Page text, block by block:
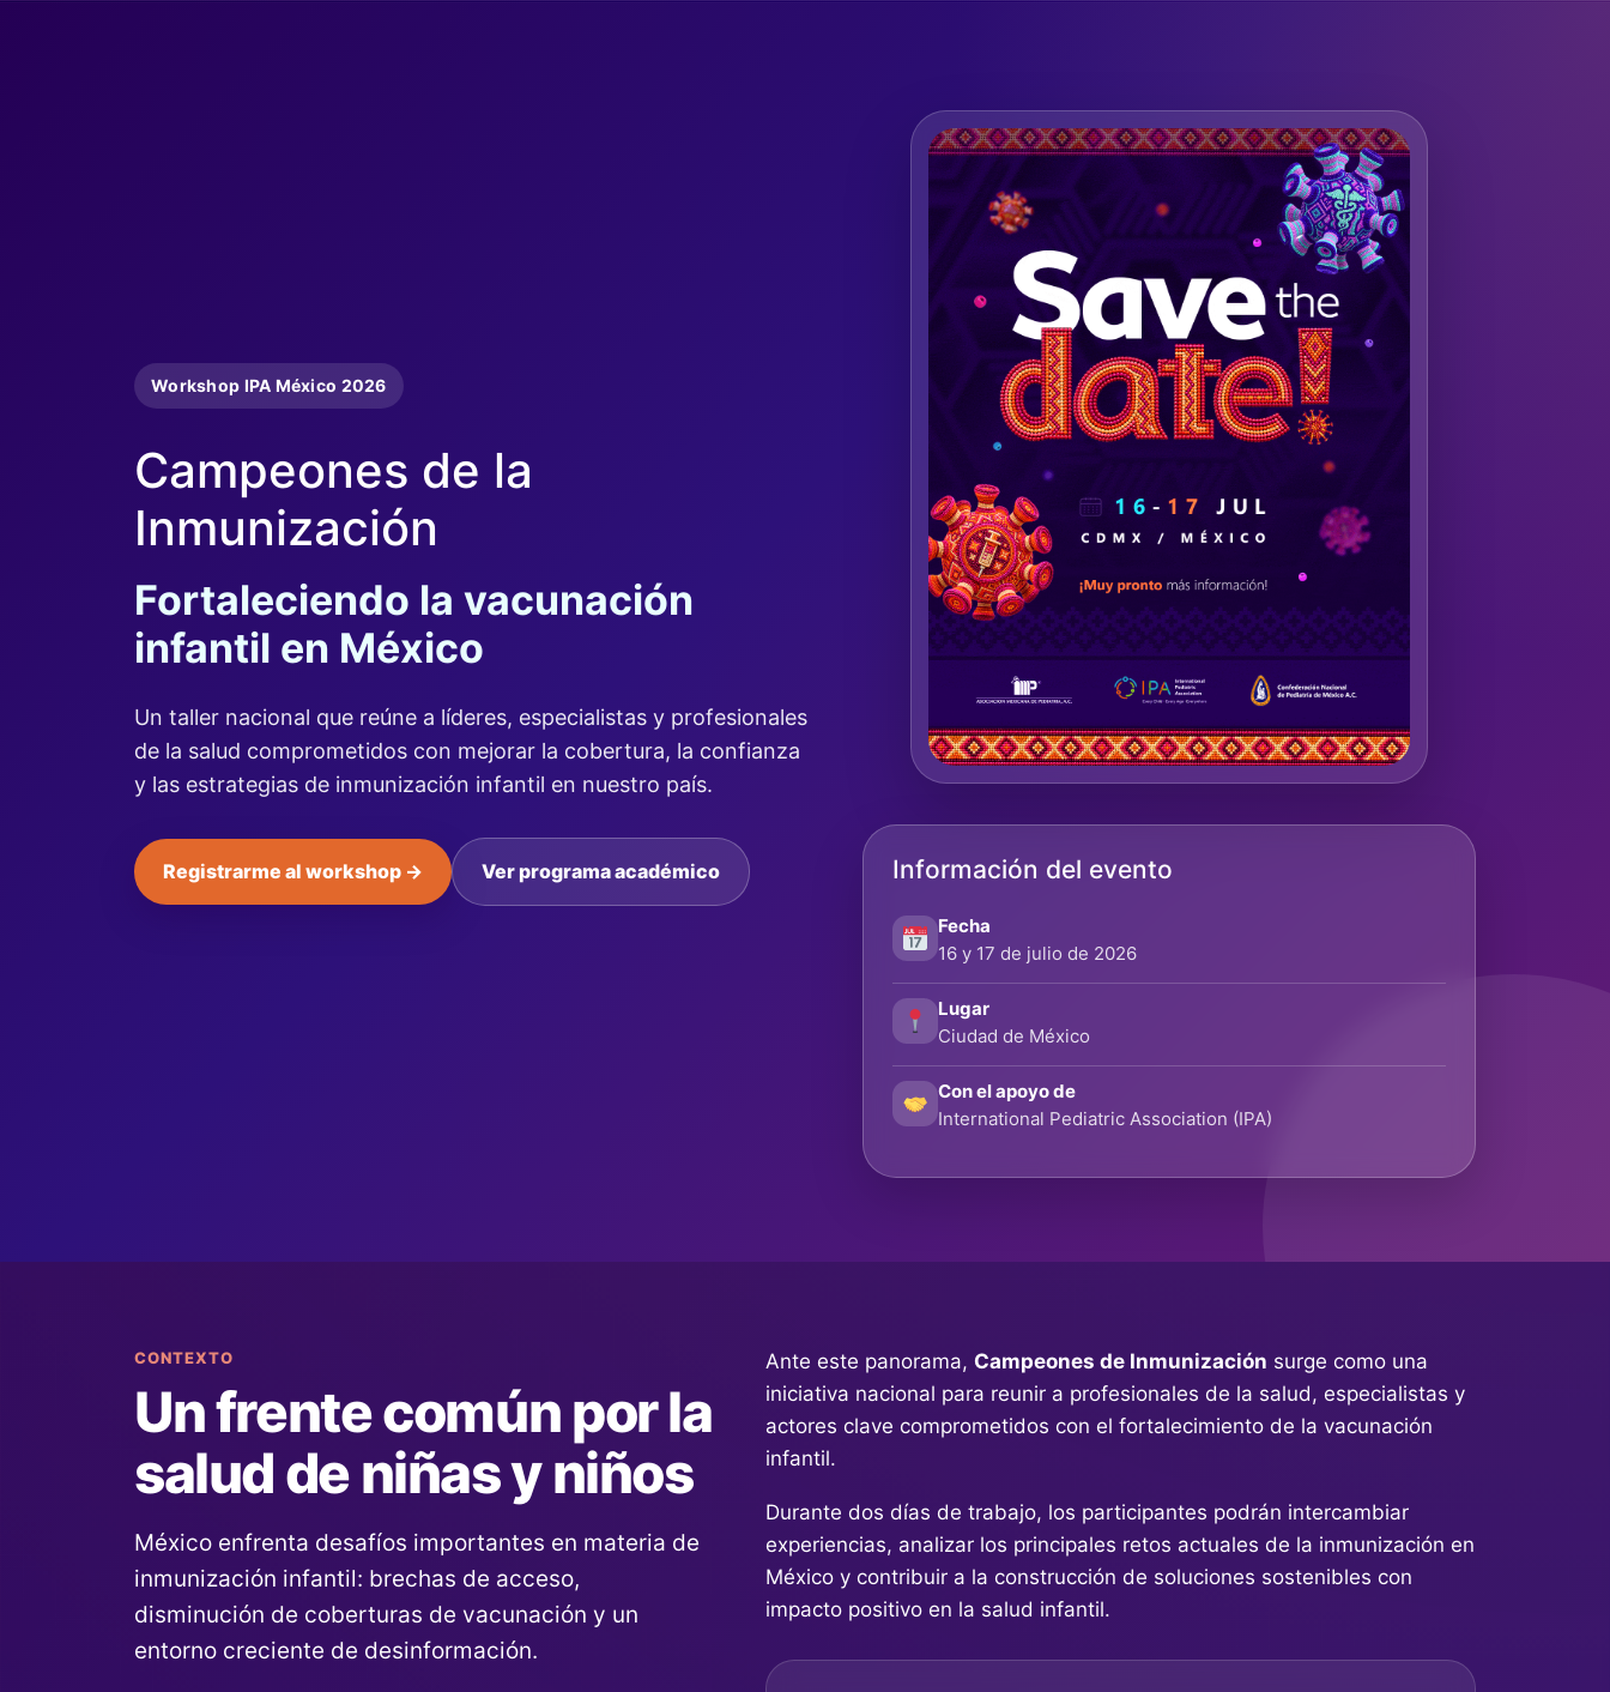
Workshop IPA México 2026
Campeones de la
Inmunización
Fortaleciendo la vacunación
infantil en México
Un taller nacional que reúne a líderes, especialistas y profesionales
de la salud comprometidos con mejorar la cobertura, la confianza
y las estrategias de inmunización infantil en nuestro país.
Registrarme al workshop → Ver programa académico Información del evento
Fecha
16 y 17 de julio de 2026
Lugar
Ciudad de México
Con el apoyo de
International Pediatric Association (IPA)
CONTEXTO
Un frente común por la
salud de niñas y niños
México enfrenta desafíos importantes en materia de
inmunización infantil: brechas de acceso,
disminución de coberturas de vacunación y un
entorno creciente de desinformación.
Ante este panorama,Campeones de Inmunización surge como una
iniciativa nacional para reunir a profesionales de la salud, especialistas y
actores clave comprometidos con el fortalecimiento de la vacunación
infantil.
Durante dos días de trabajo, los participantes podrán intercambiar
experiencias, analizar los principales retos actuales de la inmunización en
México y contribuir a la construcción de soluciones sostenibles con
impacto positivo en la salud infantil.